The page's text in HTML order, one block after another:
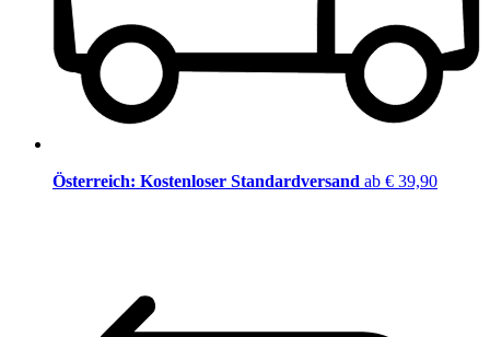
Österreich: Kostenloser Standardversand ab € 39,90